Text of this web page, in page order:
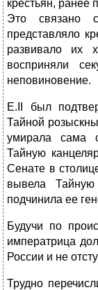
крестьян,
Это связано
представляло
развивало их
восприняли
неповиновение.
Е.II был
Тайной
умирала сама
Тайную
Сенате в
вывела
подчинила ее
Будучи по
императрица
России и не
Трудно